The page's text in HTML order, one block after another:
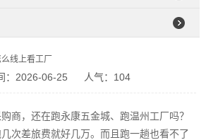
线上看工厂
：2026-06-25 人气：104
商，还在跑永康五金城、跑温州工厂吗？
次差旅费就好几万。而且跑一趟也看不了